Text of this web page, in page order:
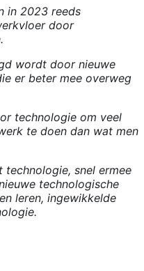
in 2023 reeds
door
wordt door nieuwe
er beter mee overweg
technologie om veel
te doen dan wat men
technologie, snel ermee
technologische
leren, ingewikkelde